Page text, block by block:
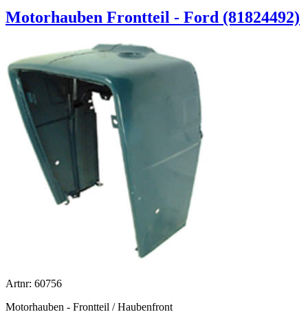
Motorhauben Frontteil - Ford (81824492)
Artnr: 60756
Motorhauben - Frontteil / Haubenfront